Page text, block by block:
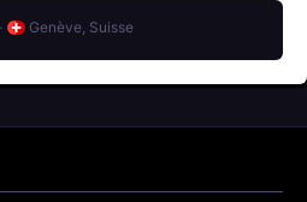
Genève, Suisse